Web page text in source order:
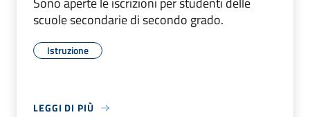
scuole secondarie di secondo grado.
Istruzione
LEGGI DI PIÙ